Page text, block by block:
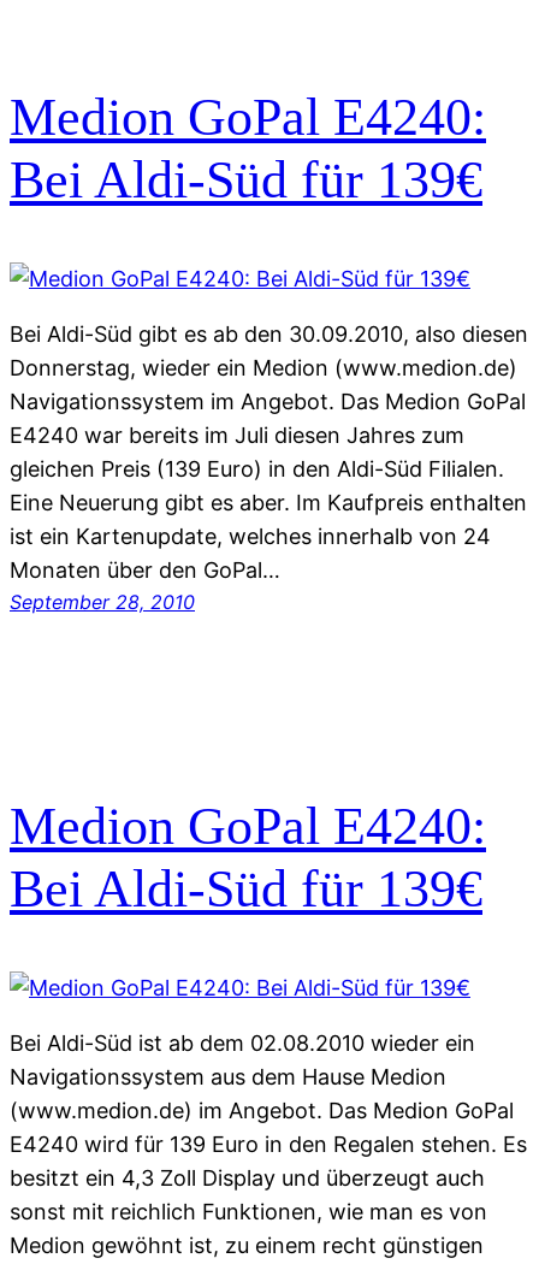
Medion GoPal E4240:
Bei Aldi-Süd für 139€
Bei Aldi-Süd gibt es ab den 30.09.2010, also diesen
Donnerstag, wieder ein Medion (www.medion.de)
Navigationssystem im Angebot. Das Medion GoPal
E4240 war bereits im Juli diesen Jahres zum
gleichen Preis (139 Euro) in den Aldi-Süd Filialen.
Eine Neuerung gibt es aber. Im Kaufpreis enthalten
ist ein Kartenupdate, welches innerhalb von 24
Monaten über den GoPal…
September 28, 2010
Medion GoPal E4240:
Bei Aldi-Süd für 139€
Bei Aldi-Süd ist ab dem 02.08.2010 wieder ein
Navigationssystem aus dem Hause Medion
(www.medion.de) im Angebot. Das Medion GoPal
E4240 wird für 139 Euro in den Regalen stehen. Es
besitzt ein 4,3 Zoll Display und überzeugt auch
sonst mit reichlich Funktionen, wie man es von
Medion gewöhnt ist, zu einem recht günstigen